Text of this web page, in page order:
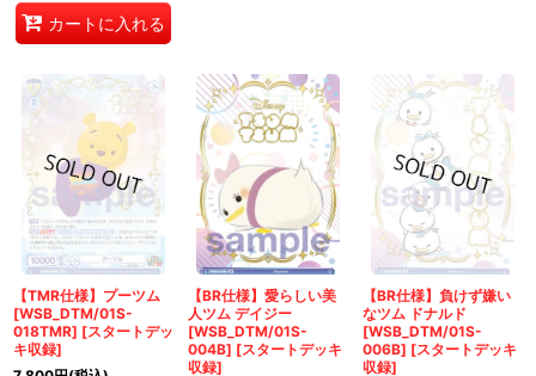
カートに入れる
【TMR仕様】プーツム
[WSB_DTM/01S-
018TMR] [スタートデッ
キ収録]
【BR仕様】愛らしい美
人ツム デイジー
[WSB_DTM/01S-
004B] [スタートデッキ
収録]
【BR仕様】負けず嫌い
なツム ドナルド
[WSB_DTM/01S-
006B] [スタートデッキ
収録]